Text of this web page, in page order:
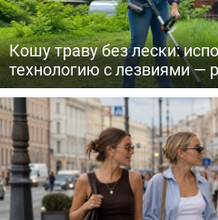
Кошу траву без лески:
технологию с лезвиями —